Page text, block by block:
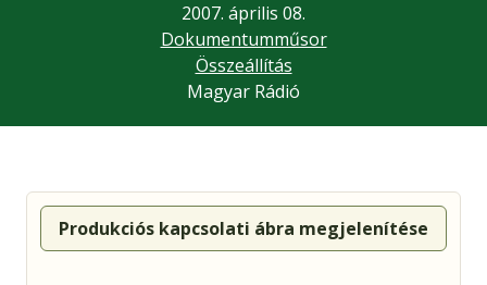
2007. április 08.
Dokumentumműsor
Összeállítás
Magyar Rádió
Produkciós kapcsolati ábra megjelenítése